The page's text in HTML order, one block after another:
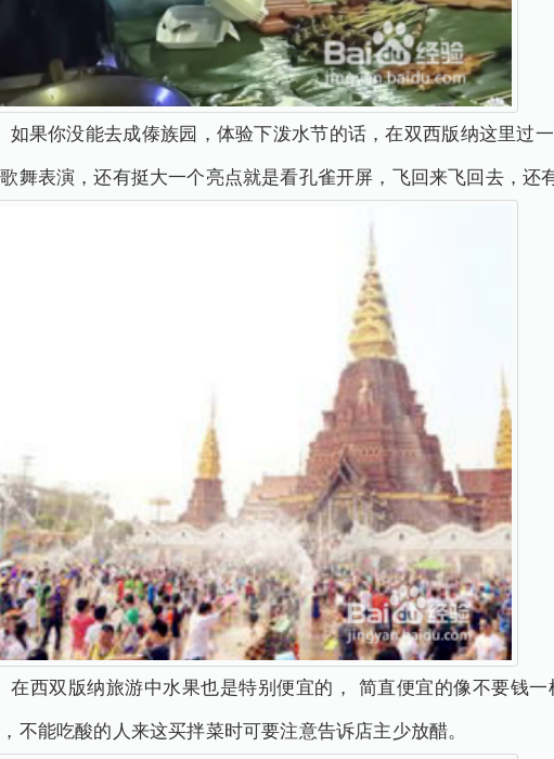
如果你没能去成傣族园，体验下泼水节的话，在双西版纳这里过
舞表演，还有挺大一个亮点就是看孔雀开屏，飞回来飞回去，还
在西双版纳旅游中水果也是特别便宜的， 简直便宜的像不要钱
不能吃酸的人来这买拌菜时可要注意告诉店主少放醋。